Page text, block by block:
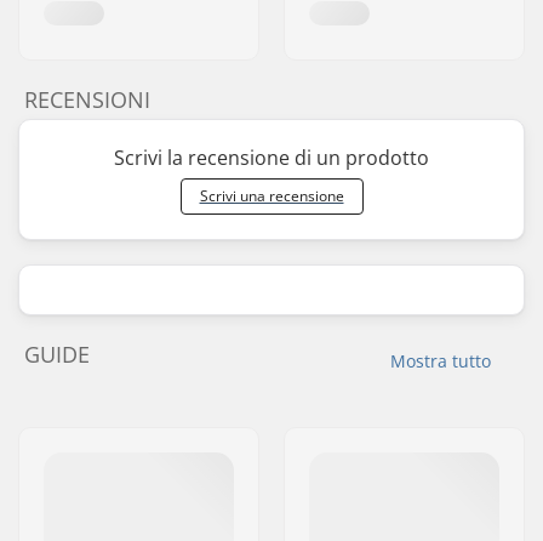
RECENSIONI
Scrivi la recensione di un prodotto
Scrivi una recensione
Mostra tutto
GUIDE